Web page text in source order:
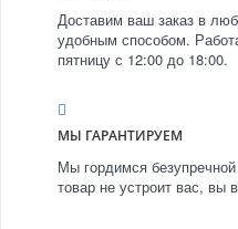
Доставим ваш заказ в
удобным способом.
пятницу с 12:00 до 18:00.
МЫ ГАРАНТИРУЕМ
Мы гордимся
товар не устроит вас, вы